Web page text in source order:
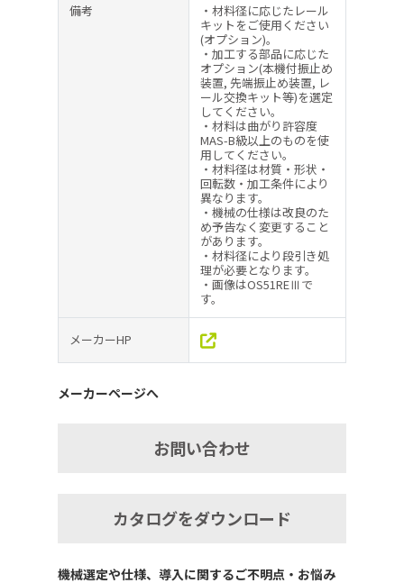
備考
・材料径に応じたレール
キットをご使用ください
(オプション)。
・加工する部品に応じた
オプション(本機付振止め
装置, 先端振止め装置, レ
ール交換キット等)を選定
してください。
・材料は曲がり許容度
MAS-B級以上のものを使
用してください。
・材料径は材質・形状・
回転数・加工条件により
異なります。
・機械の仕様は改良のた
め予告なく変更すること
があります。
・材料径により段引き処
理が必要となります。
・画像はOS51REⅢで
す。
メーカーHP
メーカーページへ
お問い合わせ
カタログをダウンロード
機械選定や仕様、導入に関するご不明点・お悩み